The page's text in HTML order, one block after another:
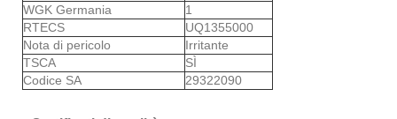
WGK Germania
1
RTECS
UQ1355000
Nota di pericolo
Irritante
TSCA
SÌ
Codice SA
29322090